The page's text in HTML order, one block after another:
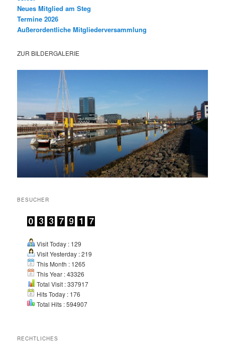
Neues Mitglied am Steg
Termine 2026
Außerordentliche Mitgliederversammlung
ZUR BILDERGALERIE
BESUCHER
Visit Today : 129
Visit Yesterday : 219
This Month : 1265
This Year : 43326
Total Visit : 337917
Hits Today : 176
Total Hits : 594907
RECHTLICHES